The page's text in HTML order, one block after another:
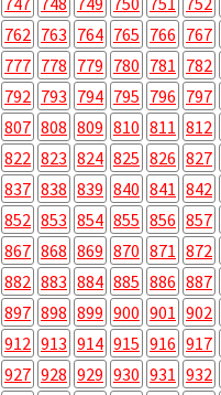
762 763 764 765 766 767
777 778 779 780 781 782
792 793 794 795 796 797
807 808 809 810 811 812
822 823 824 825 826 827
837 838 839 840 841 842
852 853 854 855 856 857
867 868 869 870 871 872
882 883 884 885 886 887
897 898 899 900 901 902
912 913 914 915 916 917
927 928 929 930 931 932